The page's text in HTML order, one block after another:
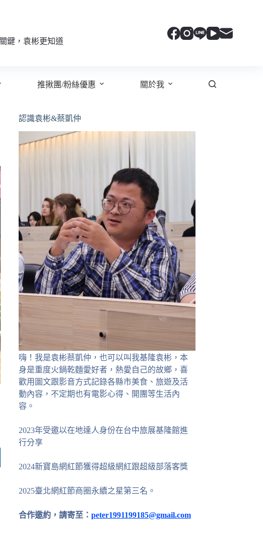
鍵，袁彬更知道
推揪團/粉絲優惠 關於我
認識袁彬&蔡凱仲
嗨！我是袁彬蔡凱仲，也可以叫我基隆袁彬，本
身是重度火鍋乾麵愛好者，熱愛自己的故鄉，喜
歡用圖文跟影音方式記錄各縣市美食、旅遊及活
動內容，不定期也有電影心得、開團等生活內
容。
2023年受邀以在地達人身份在台中旅展基隆館進
行分享
2024新寶島網紅節獲得超級網紅跟超級部落客獎
2025臺北網紅節商圈永續之星第三名。
合作邀約，請寄至： peter1991199185@gmail.com